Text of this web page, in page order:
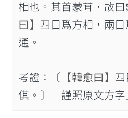
相也。其首蒙茸，故曰
曰】 四目爲方相，兩
通。
考證：〔 【韓愈曰】
倛。〕 謹照原文方字